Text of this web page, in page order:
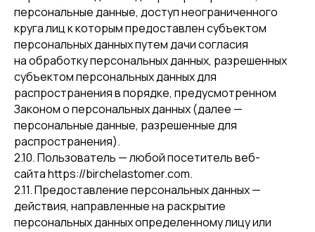
персональные данные, доступ неограниченного
круга лиц к которым предоставлен субъектом
персональных данных путем дачи согласия
на обработку персональных данных, разрешенных
субъектом персональных данных для
распространения в порядке, предусмотренном
Законом о персональных данных (далее —
персональные данные, разрешенные для
распространения).
2.10. Пользователь — любой посетитель веб-
сайта https://birchelastomer.com.
2.11. Предоставление персональных данных —
действия, направленные на раскрытие
персональных данных определенному лицу или